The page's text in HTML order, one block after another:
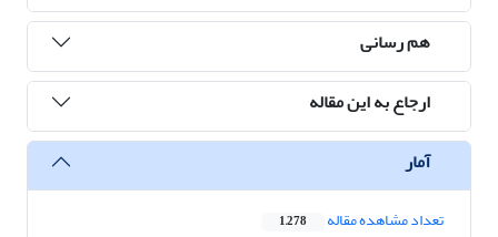
هم رسانی
ارجاع به این مقاله
آمار
تعداد مشاهده مقاله 1,278